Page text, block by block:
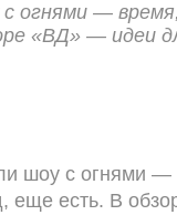
с огнями —
«ВД» — идеи
шоу с огнями
еще есть. В